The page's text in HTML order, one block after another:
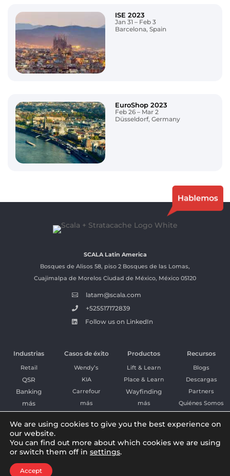
ISE 2023
Jan 31 – Feb 3
Barcelona, Spain
EuroShop 2023
Feb 26 – Mar 2
Düsseldorf, Germany
SCALALatin America
Bosques de Alisos 58, piso 2 Bosques de las Lomas,
Cuajimalpa de Morelos Ciudad de México, México 05120
 latam@scala.com
 +525517172839
 Follow us on LinkedIn
Industrias
Retail
QSR
Banking
más
Casos de éxito
Wendy’s
KIA
Carrefour
más
Productos
Lift & Learn
Place & Learn
Wayfinding
más
Recursos
Blogs
Descargas
Partners
Quiénes Somos
Mexico
Copyright © 2026 Scala. All rights reserved.
We are using cookies to give you the best experience on
our website.
You can find out more about which cookies we are using
or switch them off in settings.
Accept